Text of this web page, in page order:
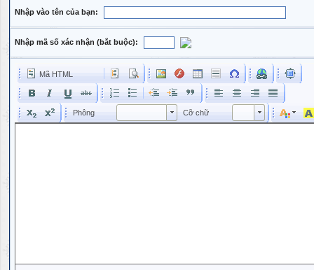
Nhập vào tên của bạn:
Nhập mã số xác nhận (bắt buộc):
Mã HTML
Phông Phông Cỡ chữ Kích cỡ phông